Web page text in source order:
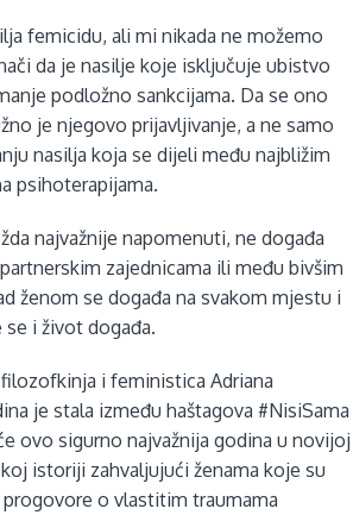
femicidu, ali mi nikada ne možemo
da je nasilje koje isključuje ubistvo
podložno sankcijama. Da se ono
je njegovo prijavljivanje, a ne samo
nasilja koja se dijeli među najbližim
psihoterapijama.
najvažnije napomenuti, ne događa
zajednicama ili među bivšim
ženom se događa na svakom mjestu i
i život događa.
i feministica Adriana
je stala između haštagova #NisiSama
ovo sigurno najvažnija godina u novijoj
istoriji zahvaljujući ženama koje su
progovore o vlastitim traumama